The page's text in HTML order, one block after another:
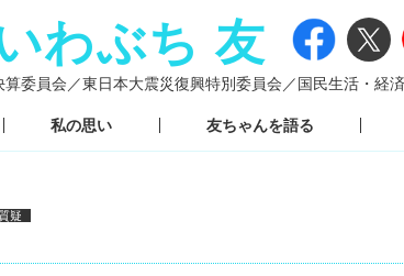
わぶち 友
算委員会／東日本大震災復興特別委員会／ 国民生活・経
私の思い 友ちゃんを語る
疑